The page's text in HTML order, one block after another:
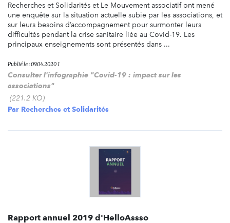
Recherches et Solidarités et Le Mouvement associatif ont mené
une enquête sur la situation actuelle subie par les associations, et
sur leurs besoins d’accompagnement pour surmonter leurs
difficultés pendant la crise sanitaire liée au Covid-19. Les
principaux enseignements sont présentés dans ...
Publié le : 09.04.2020 1
Consulter l'infographie "Covid-19 : impact sur les
associations"
(221.2 KO)
Par Recherches et Solidarités
Rapport annuel 2019 d'HelloAssso